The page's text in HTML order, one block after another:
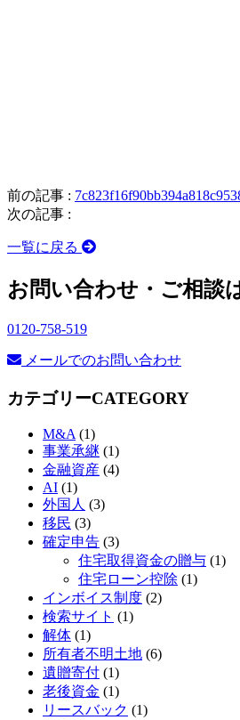
前の記事 :
次の記事 :
一覧に戻る
お問い合わせ・ご相談
0120-758-519
メールでのお問い合わせ
カテゴリーCATEGORY
M&A (1)
事業承継 (1)
金融資産 (4)
AI (1)
外国人 (3)
移民 (3)
確定申告 (3)
住宅取得資金の贈与 (1)
住宅ローン控除 (1)
インボイス制度 (2)
検索サイト (1)
解体 (1)
所有者不明土地 (6)
遺贈寄付 (1)
老後資金 (1)
リースバック (1)